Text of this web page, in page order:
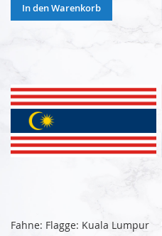
In den Warenkorb
Fahne: Flagge: Kuala Lumpur